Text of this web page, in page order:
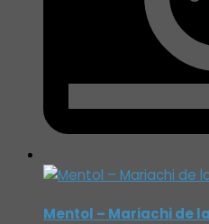
Mentol – Mariachi de